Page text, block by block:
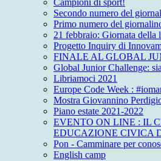
Campioni di sport!
Secondo numero del
Primo numero del
21 febbraio: Giornata della
Progetto Inquiry di
FINALE AL GLOBAL
Global Junior Challenge:
Libriamoci 2021
Europe Code Week :
Mostra Giovannino
Piano estate 2021-2022
EVENTO ON LINE : IL
EDUCAZIONE CIVICA
Pon - Camminare per
English camp